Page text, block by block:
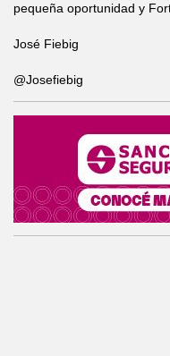
pequeña oportunidad y
José Fiebig
@Josefiebig